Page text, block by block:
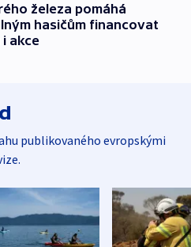
železa pomáhá
hasičům financovat
akce
publikovaného evropskými